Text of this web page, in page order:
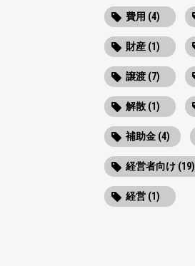
費用 (4)
財産 (1)
譲渡 (7)
解散 (1)
補助金 (4)
経営者向け (19)
経営 (1)